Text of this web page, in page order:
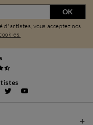
OK
d'artistes, vous acceptez nos